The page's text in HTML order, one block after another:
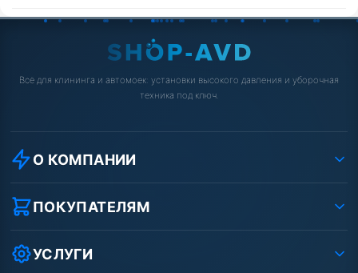
Всё для клининга и автомоек: установки высокого давления и уборочная
техника под ключ.
О КОМПАНИИ
О компании
Реквизиты ООО «Шоп АВД»
Условия соглашения
Вакансии
ПОКУПАТЕЛЯМ
Как заказать?
Оплата
УСЛУГИ